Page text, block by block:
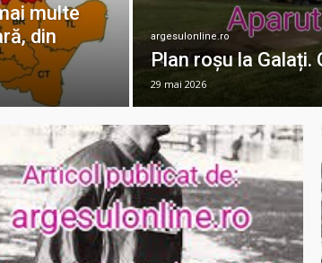
multe
din
argesulonline.ro
Plan roșu la
29 mai 2026